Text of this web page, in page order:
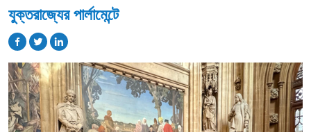
যুক্তরাজ্যের পার্লামেন্টে